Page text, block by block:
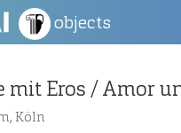
objects
Köln